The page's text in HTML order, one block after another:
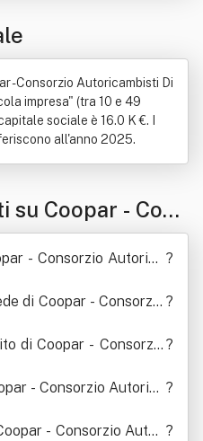
- Consorzio Autoricambisti Di
impresa" (tra 10 e 49
sociale è 16.0 K €. I
all'anno 2025.
Coopar - Cons
Di Puglia E Basil
- Consorzio Autorica ?
di Coopar - Consorzio ?
di Coopar - Consorzio ?
- Consorzio Autorica ?
- Consorzio Autori ?